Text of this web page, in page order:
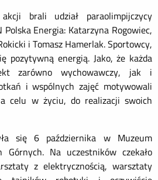
brali udział paraolimpijczycy
Energia: Katarzyna Rogowiec,
i Tomasz Hamerlak. Sportowcy,
pozytywną energią. Jako, że każda
zarówno wychowawczy, jak i
i wspólnych zajęć motywowali
celu w życiu, do realizacji swoich
się 6 października w Muzeum
Górnych. Na uczestników czekało
z elektrycznością, warsztaty